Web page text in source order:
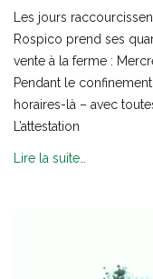
Les jours
Rospico prend ses
vente à la ferme :
Pendant le
horaires-là – avec
L’attestation
Lire la suite…